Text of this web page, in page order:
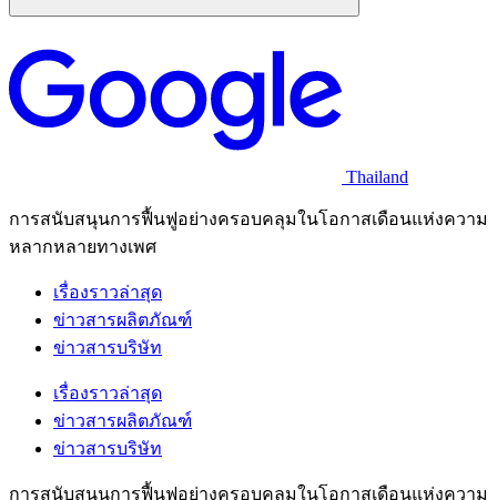
Thailand
การสนับสนุนการฟื้นฟูอย่างครอบคลุมในโอกาสเดือนแห่งความ
หลากหลายทางเพศ
เรื่องราวล่าสุด
ข่าวสารผลิตภัณฑ์
ข่าวสารบริษัท
เรื่องราวล่าสุด
ข่าวสารผลิตภัณฑ์
ข่าวสารบริษัท
การสนับสนุนการฟื้นฟูอย่างครอบคลุมในโอกาสเดือนแห่งความ